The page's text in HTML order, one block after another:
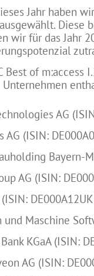
Jahr haben
Diese
wir für das Jahr
Best of m:access
AG
AG (ISIN:
Bayern-
AG (ISIN:
und Maschine
KGaA (ISIN:
AG (ISIN: